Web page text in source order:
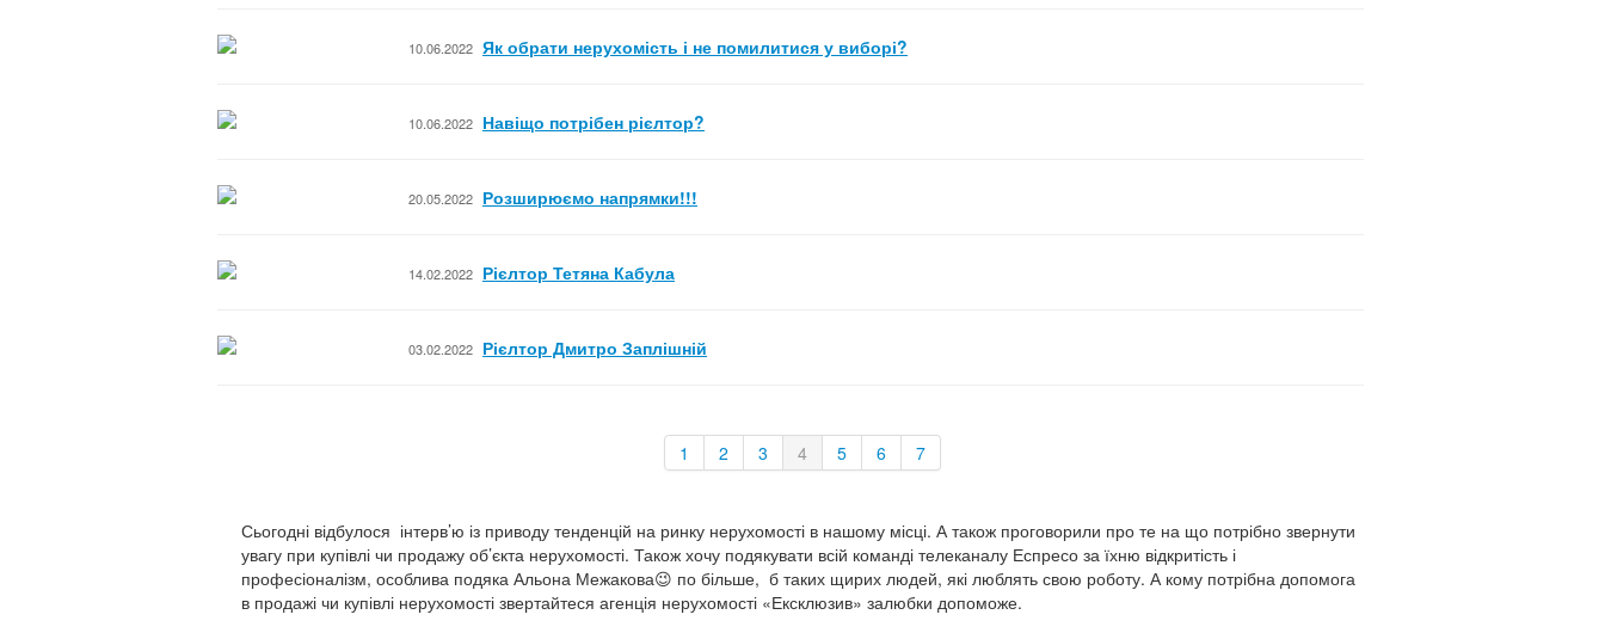
10.06.2022 Як обрати нерухомість і не помилитися у виборі?
10.06.2022 Навіщо потрібен рієлтор?
20.05.2022 Розширюємо напрямки!!!
14.02.2022 Рієлтор Тетяна Кабула
03.02.2022 Рієлтор Дмитро Заплішній
1 2 3 4 5 6 7
Сьогодні відбулося інтерв’ю із приводу тенденцій на ринку нерухомості в нашому місці. А також проговорили про те на що потрібно звернути
увагу при купівлі чи продажу об’єкта нерухомості. Також хочу подякувати всій команді телеканалу Еспресо за їхню відкритість і
професіоналізм, особлива подяка Альона Межакова😉 по більше, б таких щирих людей, які люблять свою роботу. А кому потрібна допомога
в продажі чи купівлі нерухомості звертайтеся агенція нерухомості «Ексклюзив» залюбки допоможе.